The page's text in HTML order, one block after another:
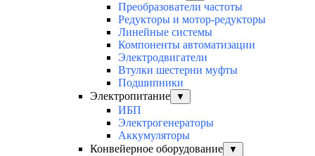
Преобразователи частоты
Редукторы и мотор-редукторы
Линейные системы
Компоненты автоматизации
Электродвигатели
Втулки шестерни муфты
Подшипники
Электропитание
▼
ИБП
Электрогенераторы
Аккумуляторы
Конвейерное оборудование
▼